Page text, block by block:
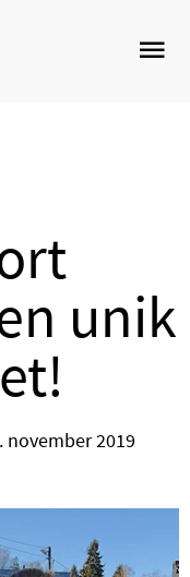
unik
november 2019